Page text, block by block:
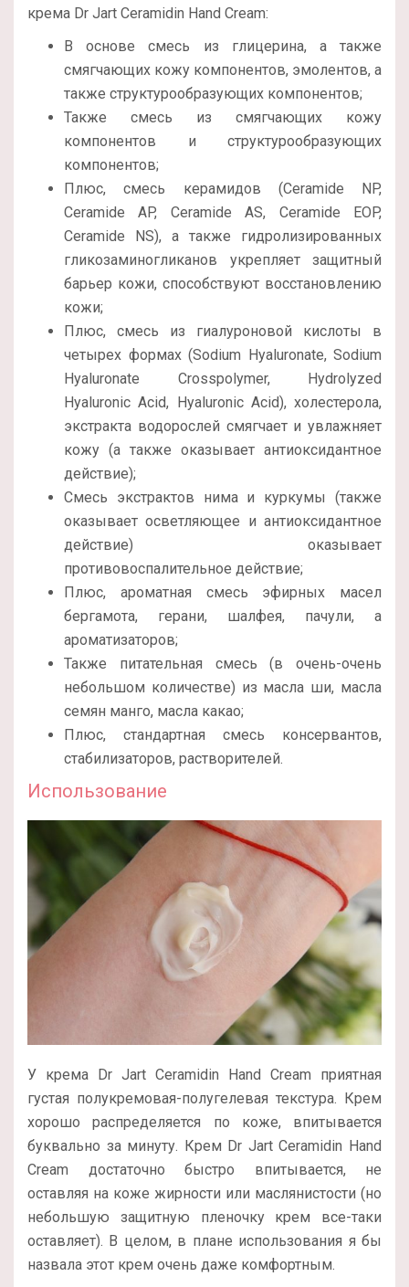
крема Dr Jart Ceramidin Hand Cream:
В основе смесь из глицерина, а также
смягчающих кожу компонентов, эмолентов, а
также структурообразующих компонентов;
Также смесь из смягчающих кожу
компонентов и структурообразующих
компонентов;
Плюс, смесь керамидов (Ceramide NP,
Ceramide AP, Ceramide AS, Ceramide EOP,
Ceramide NS), а также гидролизированных
гликозаминогликанов укрепляет защитный
барьер кожи, способствуют восстановлению
кожи;
Плюс, смесь из гиалуроновой кислоты в
четырех формах (Sodium Hyaluronate, Sodium
Hyaluronate Crosspolymer, Hydrolyzed
Hyaluronic Acid, Hyaluronic Acid), холестерола,
экстракта водорослей смягчает и увлажняет
кожу (а также оказывает антиоксидантное
действие);
Смесь экстрактов нима и куркумы (также
оказывает осветляющее и антиоксидантное
действие) оказывает
противовоспалительное действие;
Плюс, ароматная смесь эфирных масел
бергамота, герани, шалфея, пачули, а
ароматизаторов;
Также питательная смесь (в очень-очень
небольшом количестве) из масла ши, масла
семян манго, масла какао;
Плюс, стандартная смесь консервантов,
стабилизаторов, растворителей.
Использование
У крема Dr Jart Ceramidin Hand Cream приятная
густая полукремовая-полугелевая текстура. Крем
хорошо распределяется по коже, впитывается
буквально за минуту. Крем Dr Jart Ceramidin Hand
Cream достаточно быстро впитывается, не
оставляя на коже жирности или маслянистости (но
небольшую защитную пленочку крем все-таки
оставляет). В целом, в плане использования я бы
назвала этот крем очень даже комфортным.